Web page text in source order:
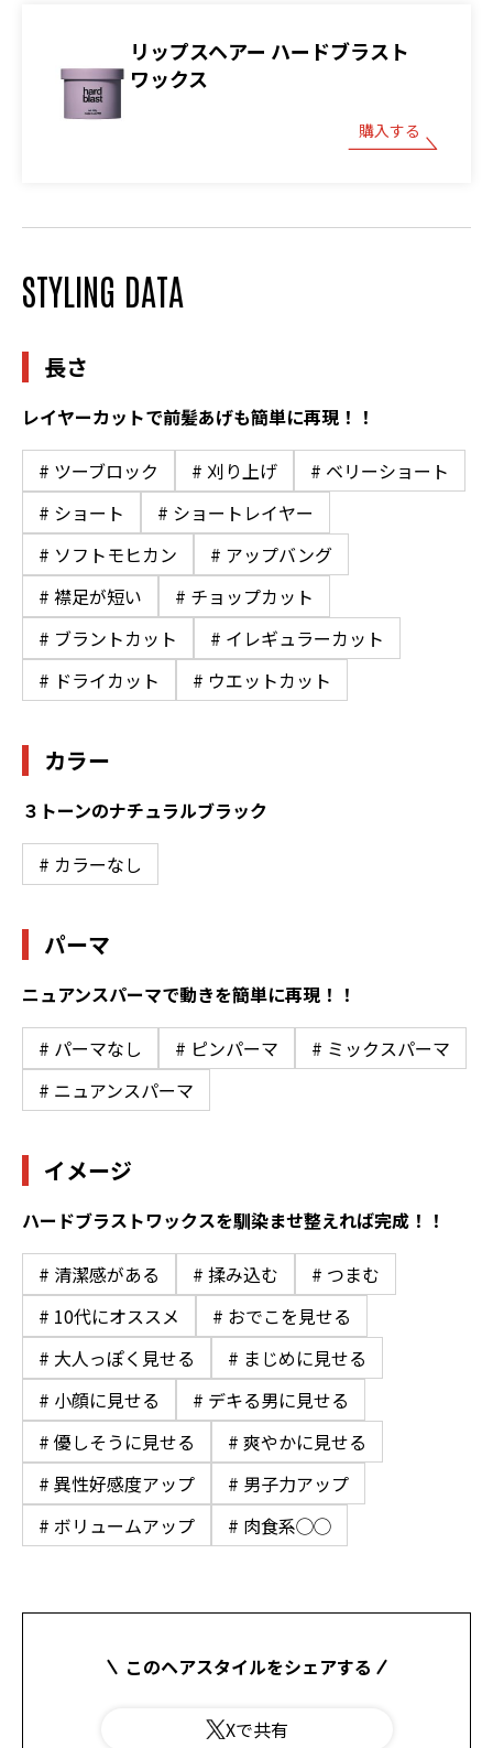
リップスヘアー ハードブラスト
ワックス
購入する
STYLING DATA
長さ
レイヤーカットで前髪あげも簡単に再現！！
# ツーブロック # 刈り上げ
# ベリーショート
# ショート
# ショートレイヤー
# ソフトモヒカン
# アップバング
# 襟足が短い
# チョップカット
# ブラントカット
# イレギュラーカット
# ドライカット
# ウエットカット
カラー
３トーンのナチュラルブラック
# カラーなし
パーマ
ニュアンスパーマで動きを簡単に再現！！
# パーマなし # ピンパーマ
# ミックスパーマ
# ニュアンスパーマ
イメージ
ハードブラストワックスを馴染ませ整えれば完成！！
# 清潔感がある # 揉み込む
# つまむ
# 10代にオススメ
# おでこを見せる
# 大人っぽく見せる
# まじめに見せる
# 小顔に見せる
# デキる男に見せる
# 優しそうに見せる
# 爽やかに見せる
# 異性好感度アップ
# 男子力アップ
# ボリュームアップ
# 肉食系◯◯
このヘアスタイルをシェアする
Xで共有